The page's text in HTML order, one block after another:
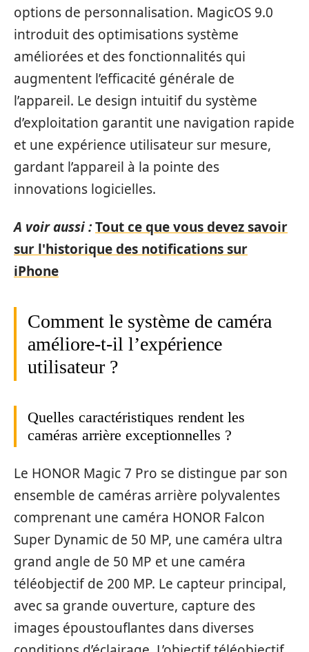
options de personnalisation. MagicOS 9.0
introduit des optimisations système
améliorées et des fonctionnalités qui
augmentent l’efficacité générale de
l’appareil. Le design intuitif du système
d’exploitation garantit une navigation rapide
et une expérience utilisateur sur mesure,
gardant l’appareil à la pointe des
innovations logicielles.
A voir aussi :Tout ce que vous devez savoir
sur l'historique des notifications sur
iPhone
Comment le système de caméra
améliore-t-il l’expérience
utilisateur ?
Quelles caractéristiques rendent les
caméras arrière exceptionnelles ?
Le HONOR Magic 7 Pro se distingue par son
ensemble de caméras arrière polyvalentes
comprenant une caméra HONOR Falcon
Super Dynamic de 50 MP, une caméra ultra
grand angle de 50 MP et une caméra
téléobjectif de 200 MP. Le capteur principal,
avec sa grande ouverture, capture des
images époustouflantes dans diverses